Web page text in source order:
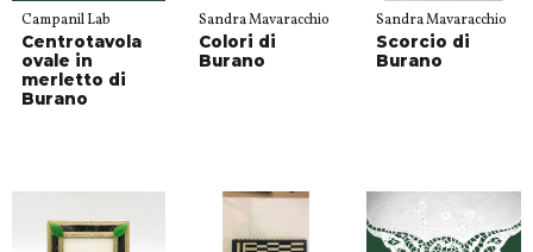
Campanil Lab
Centrotavola
ovale in
merletto di
Burano
Sandra Mavaracchio
Colori di
Burano
Sandra Mavaracchio
Scorcio di
Burano